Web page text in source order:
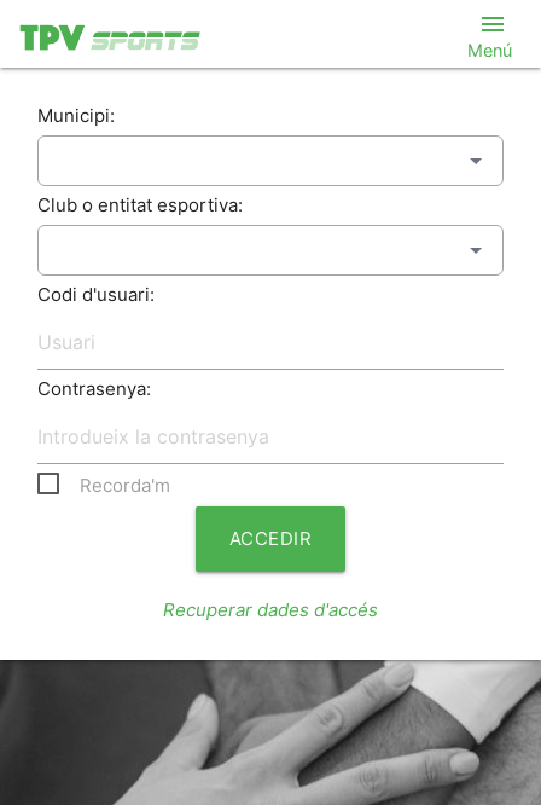
menu
Menú
Municipi:
Club o entitat esportiva:
Codi d'usuari:
Contrasenya:
Recorda'm
ACCEDIR
Recuperar dades d'accés